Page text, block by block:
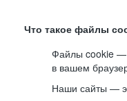
Что такое файлы
Файлы cookie —
в вашем
Наши сайты —